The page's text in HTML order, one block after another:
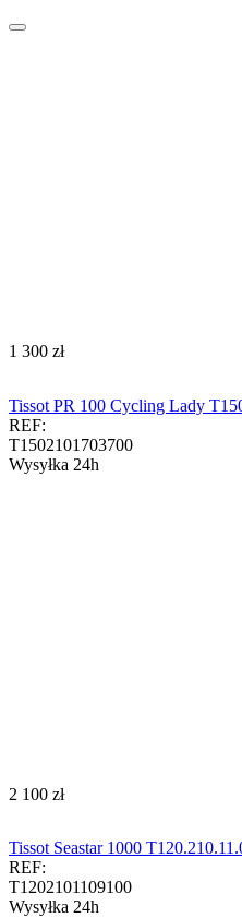
‍1 300‍ zł
Tissot PR 100 Cycling Lady
REF:
T1502101703700
Wysyłka 24h
‍2 100‍ zł
Tissot Seastar 1000
REF:
T1202101109100
Wysyłka 24h